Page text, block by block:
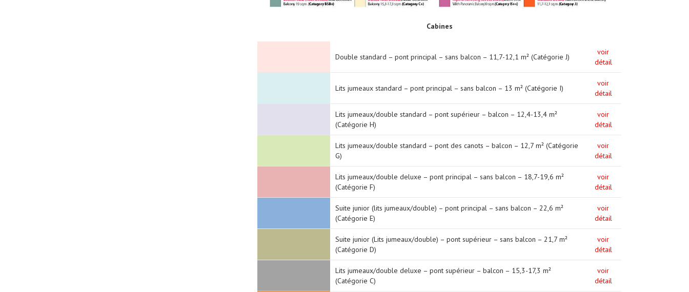
Cabines
Double standard – pont principal – sans balcon – 11,7-12,1 m² (Catégorie J)
voir
détail
Lits jumeaux standard – pont principal – sans balcon – 13 m² (Catégorie I)
voir
détail
Lits jumeaux/double standard – pont supérieur – balcon – 12,4-13,4 m²
(Catégorie H)
voir
détail
Lits jumeaux/double standard – pont des canots – balcon – 12,7 m² (Catégorie
G)
voir
détail
Lits jumeaux/double deluxe – pont principal – sans balcon – 18,7-19,6 m²
(Catégorie F)
voir
détail
Suite junior (lits jumeaux/double) – pont principal – sans balcon – 22,6 m²
(Catégorie E)
voir
détail
Suite junior (Lits jumeaux/double) – pont supérieur – sans balcon – 21,7 m²
(Catégorie D)
voir
détail
Lits jumeaux/double deluxe – pont supérieur – balcon – 15,3-17,3 m²
(Catégorie C)
voir
détail